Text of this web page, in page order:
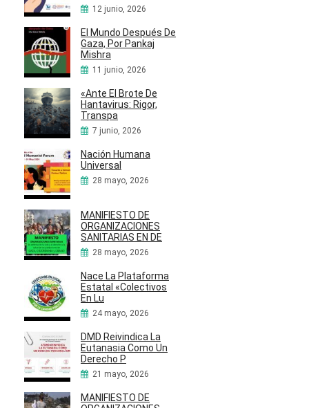
12 junio, 2026
El Mundo Después De
Gaza, Por Pankaj
Mishra
11 junio, 2026
«Ante El Brote De
Hantavirus: Rigor,
Transpa
7 junio, 2026
Nación Humana
Universal
28 mayo, 2026
MANIFIESTO DE
ORGANIZACIONES
SANITARIAS EN DE
28 mayo, 2026
Nace La Plataforma
Estatal «Colectivos
En Lu
24 mayo, 2026
DMD Reivindica La
Eutanasia Como Un
Derecho P
21 mayo, 2026
MANIFIESTO DE